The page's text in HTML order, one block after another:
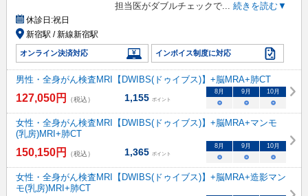
担当医がダブルチェックで... 続きを読む▼
休診日:祝日
新宿駅 / 新線新宿駅
オンライン決済対応 インボイス制度に対応
男性・全身がん検査MRI【DWIBS(ドゥイブス)】+脳MRA+肺CT
127,050円 （税込） 1,155 ポイント
8月 9月 10月
○ ○ ○
女性・全身がん検査MRI【DWIBS(ドゥイブス)】+脳MRA+マンモ
(乳房)MRI+肺CT
150,150円 （税込） 1,365 ポイント
8月 9月 10月
○ ○ ○
女性・全身がん検査MRI【DWIBS(ドゥイブス)】+脳MRA+造影マン
モ(乳房)MRI+肺CT